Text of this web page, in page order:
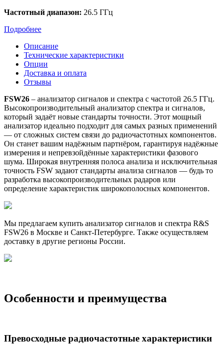
Частотный диапазон: 26.5 ГГц
Подробнее
Описание
Технические характеристики
Опции
Доставка и оплата
Отзывы
FSW26 – анализатор сигналов и спектра с частотой 26.5 ГГц.
Высокопроизводительный анализатор спектра и сигналов,
который задаёт новые стандарты точности. Этот мощный
анализатор идеально подходит для самых разных применений
— от сложных систем связи до радиочастотных компонентов.
Он станет вашим надёжным партнёром, гарантируя надёжные
измерения и непревзойдённые характеристики фазового
шума. Широкая внутренняя полоса анализа и исключительная
точность FSW задают стандарты анализа сигналов — будь то
разработка высокопроизводительных радаров или
определение характеристик широкополосных компонентов.
Мы предлагаем купить анализатор сигналов и спектра R&S
FSW26 в Москве и Санкт-Петербурге. Также осуществляем
доставку в другие регионы России.
Особенности и преимущества
Превосходные радиочастотные характеристики